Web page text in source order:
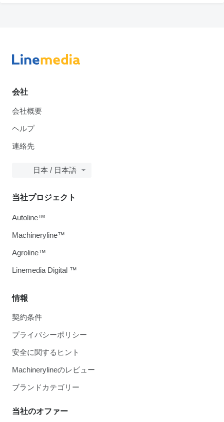
会社
会社概要
ヘルプ
連絡先
日本 / 日本語
情報
契約条件
プライバシーポリシー
安全に関するヒント
Machinerylineのレビュー
ブランドカテゴリー
当社のオファー
当社プロジェクト
Autoline™
Machineryline™
Agroline™
Linemedia Digital ™